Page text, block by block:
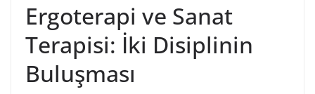
Ergoterapi ve Sanat
Terapisi: İki Disiplinin
Buluşması